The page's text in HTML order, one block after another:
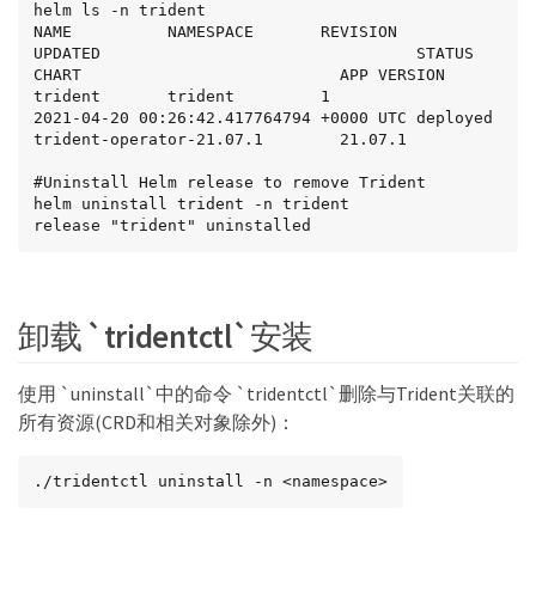
helm ls -n trident
NAME          NAMESPACE       REVISION
UPDATED                                 STATUS
CHART                           APP VERSION
trident       trident         1
2021-04-20 00:26:42.417764794 +0000 UTC deployed
trident-operator-21.07.1        21.07.1
#Uninstall Helm release to remove Trident
helm uninstall trident -n trident
release "trident" uninstalled
卸载 `tridentctl`安装
使用 `uninstall`中的命令 `tridentctl`删除与Trident关联的
所有资源(CRD和相关对象除外)：
./tridentctl uninstall -n <namespace>